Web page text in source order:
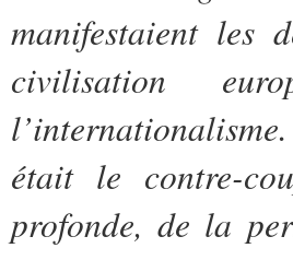
manifestaient les
civilisation
était le contre-
profonde, de la